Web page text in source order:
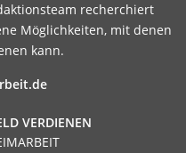
recherchiert
Möglichkeiten, mit denen
kann.
VERDIENEN